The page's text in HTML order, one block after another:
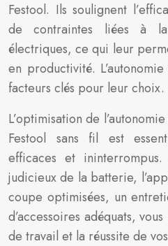
Festool. Ils soulignent
de contraintes liées à
électriques, ce qui leur
en productivité.
facteurs clés pour leur choix.
L’optimisation de
Festool sans fil est
efficaces et
judicieux de la batterie,
coupe optimisées, un
d’accessoires adéquats,
de travail et la réussite de